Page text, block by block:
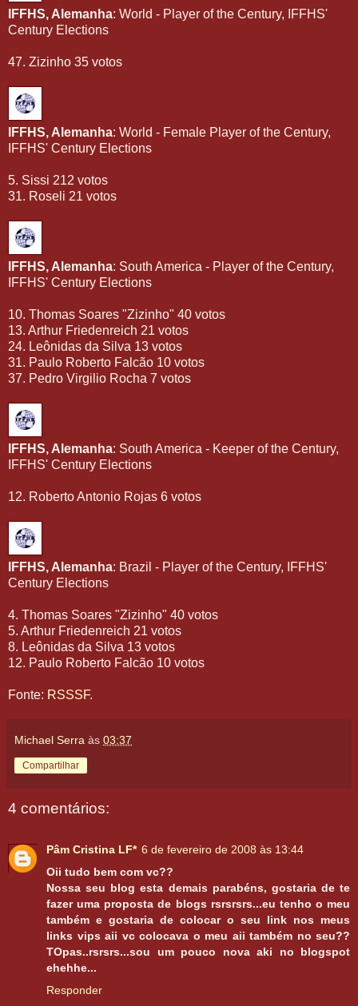
IFFHS, Alemanha: World - Player of the Century, IFFHS'
Century Elections
47. Zizinho 35 votos
IFFHS, Alemanha: World - Female Player of the Century,
IFFHS' Century Elections
5. Sissi 212 votos
31. Roseli 21 votos
IFFHS, Alemanha: South America - Player of the Century,
IFFHS' Century Elections
10. Thomas Soares "Zizinho" 40 votos
13. Arthur Friedenreich 21 votos
24. Leônidas da Silva 13 votos
31. Paulo Roberto Falcão 10 votos
37. Pedro Virgilio Rocha 7 votos
IFFHS, Alemanha: South America - Keeper of the Century,
IFFHS' Century Elections
12. Roberto Antonio Rojas 6 votos
IFFHS, Alemanha: Brazil - Player of the Century, IFFHS'
Century Elections
4. Thomas Soares "Zizinho" 40 votos
5. Arthur Friedenreich 21 votos
8. Leônidas da Silva 13 votos
12. Paulo Roberto Falcão 10 votos
Fonte: RSSSF.
Michael Serra às 03:37
Compartilhar
4 comentários:
Pâm Cristina LF* 6 de fevereiro de 2008 às 13:44
Oii tudo bem com vc??
Nossa seu blog esta demais parabéns, gostaria de te
fazer uma proposta de blogs rsrsrsrs...eu tenho o meu
também e gostaria de colocar o seu link nos meus
links vips aii vc colocava o meu aii também no seu??
TOpas..rsrsrs...sou um pouco nova aki no blogspot
ehehhe...
Responder